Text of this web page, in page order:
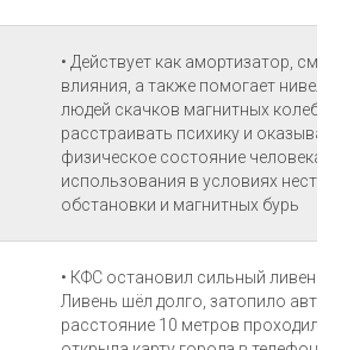
• Действует как амортизатор,
влияния, а также помогает
людей скачков магнитных
расстраивать психику и
физическое состояние человека
использования в условиях
обстановки и магнитных бурь
• КФС остановил сильный ливень
Ливень шёл долго, затопило
расстояние 10 метров проходили